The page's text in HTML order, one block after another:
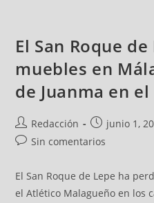
El San Roque
muebles en
de Juanma en el
Redacción junio 1,
Sin comentarios
El San Roque de Lepe ha
el Atlético Malagueño en los